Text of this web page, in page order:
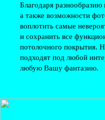
Благодаря
а также возможности
воплотить самые
и сохранить все
потолочного покрытия.
подходят под любой
любую Вашу фантазию.